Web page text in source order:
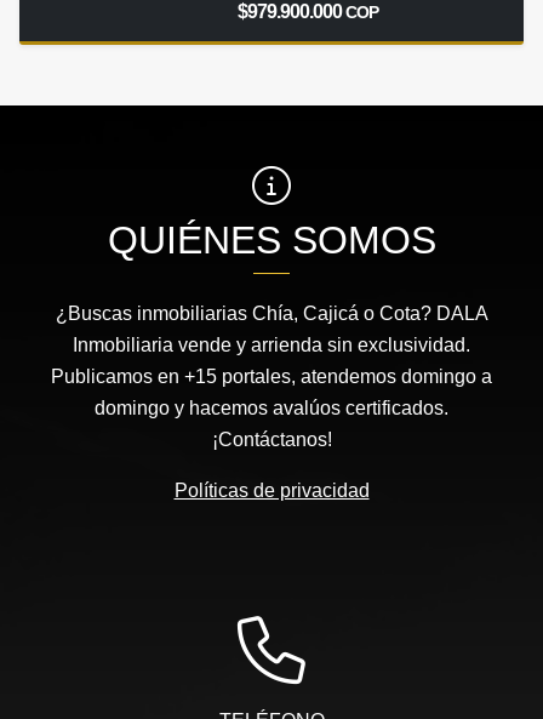
$979.900.000COP
QUIÉNES SOMOS
¿Buscas inmobiliarias Chía, Cajicá o Cota? DALA
Inmobiliaria vende y arrienda sin exclusividad.
Publicamos en +15 portales, atendemos domingo a
domingo y hacemos avalúos certificados.
¡Contáctanos!
Políticas de privacidad